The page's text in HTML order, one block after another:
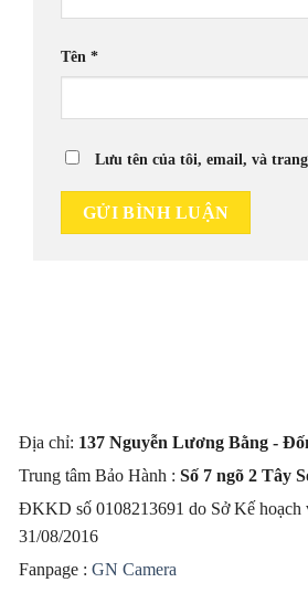
Tên *
Lưu tên của tôi, email, và
Địa chỉ: 137 Nguyễn Lương Bằng -
Trung tâm Bảo Hành : Số 7 ngõ 2 Tây
ĐKKD số 0108213691 do Sở Kế hoạch
31/08/2016
Fanpage : GN Camera